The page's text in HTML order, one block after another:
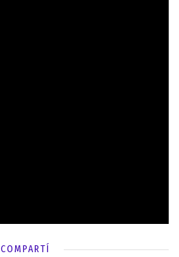
COMPARTÍ